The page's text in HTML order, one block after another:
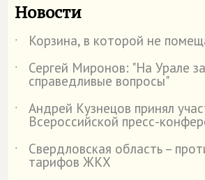
Новости
˙
Корзина, в которой не
˙
Сергей Миронов: "На Урале
справедливые вопросы"
˙
Андрей Кузнецов принял
Всероссийской пресс-
˙
Свердловская область –
тарифов ЖКХ